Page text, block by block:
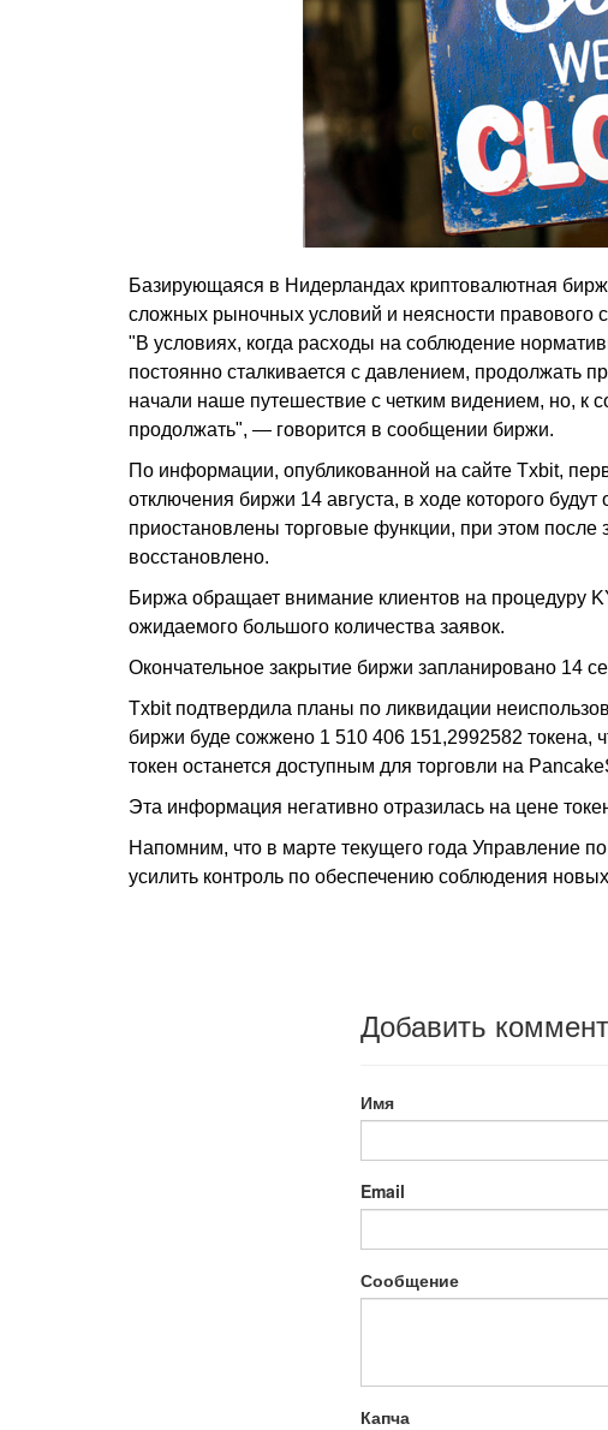
Базирующаяся в Нидерландах криптовалютная
сложных рыночных условий и неясности правового
"В условиях, когда расходы на соблюдение
постоянно сталкивается с давлением,
начали наше путешествие с четким видением, но, к
продолжать", — говорится в сообщении биржи.
По информации, опубликованной на сайте Txbit,
отключения биржи 14 августа, в ходе которого
приостановлены торговые функции, при этом после
восстановлено.
Биржа обращает внимание клиентов на процедуру
ожидаемого большого количества заявок.
Окончательное закрытие биржи запланировано 14
Txbit подтвердила планы по ликвидации
биржи буде сожжено 1 510 406 151,2992582 токена,
токен останется доступным для торговли на
Эта информация негативно отразилась на цене
Напомним, что в марте текущего года Управление
усилить контроль по обеспечению соблюдения
Добавить
Имя
Email
Сообщение
Капча